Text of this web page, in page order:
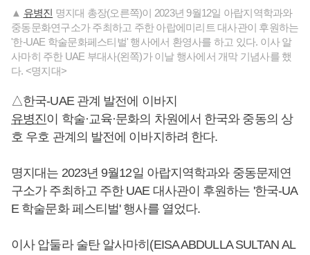
▲ 유병진 명지대 총장(오른쪽)이 2023년 9월12일 아랍지역학과와
중동문화연구소가 주최하고 주한 아랍에미리트 대사관이 후원하는
'한-UAE 학술문화페스티벌' 행사에서 환영사를 하고 있다. 이사 알
사마히 주한 UAE 부대사(왼쪽)가 이날 행사에서 개막 기념사를 했
다. <명지대>
△한국-UAE 관계 발전에 이바지
유병진이 학술·교육·문화의 차원에서 한국와 중동의 상
호 우호 관계의 발전에 이바지하려 한다.
명지대는 2023년 9월12일 아랍지역학과와 중동문제연
구소가 주최하고 주한 UAE 대사관이 후원하는 '한국-UA
E 학술문화 페스티벌' 행사를 열었다.
이사 압둘라 술탄 알사마히(EISA ABDULLA SULTAN AL